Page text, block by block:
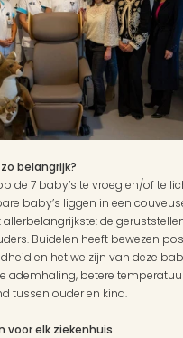
belangrijk?
de 7 baby’s te vroeg en/of te
baby’s liggen in een
de
Buidelen heeft bewezen
en het welzijn van deze
ademhaling, betere
tussen ouder en kind.
voor elk ziekenhuis